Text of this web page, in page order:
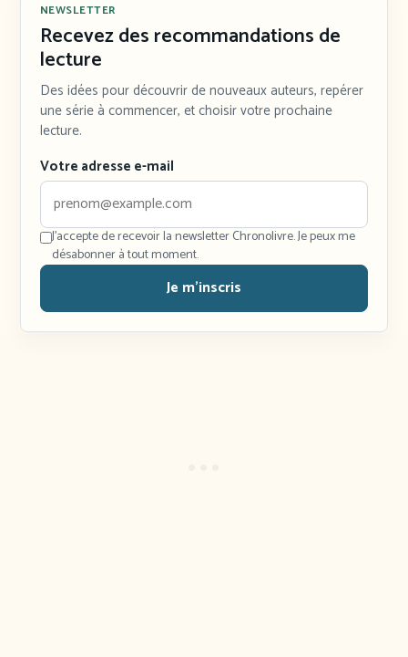
NEWSLETTER
Recevez des recommandations de
lecture
Des idées pour découvrir de nouveaux auteurs, repérer
une série à commencer, et choisir votre prochaine
lecture.
Votre adresse e-mail
J'accepte de recevoir la newsletter Chronolivre. Je peux me
désabonner à tout moment.